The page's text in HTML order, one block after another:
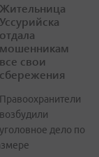
Жительница
Уссурийска
отдала
мошенникам
все свои
сбережения
Правоохранители
возбудили
уголовное дело по